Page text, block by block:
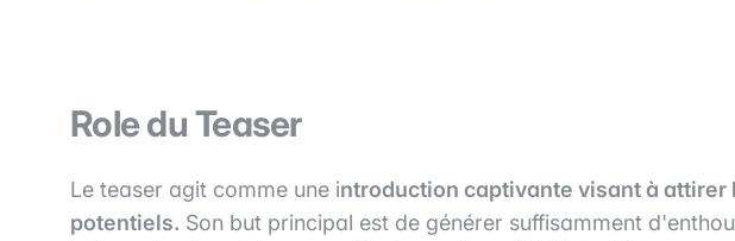
Role du Teaser
Le teaser agit comme une introduction captivante visant à
potentiels. Son but principal est de générer suffisamment